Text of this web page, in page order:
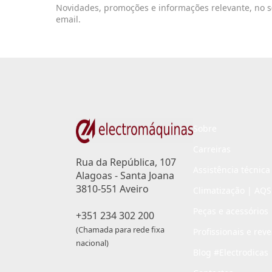
Novidades, promoções e informações relevante, no
email.
Rua da República, 107
Alagoas - Santa Joana
3810-551 Aveiro
+351 234 302 200
(Chamada para rede fixa
nacional)